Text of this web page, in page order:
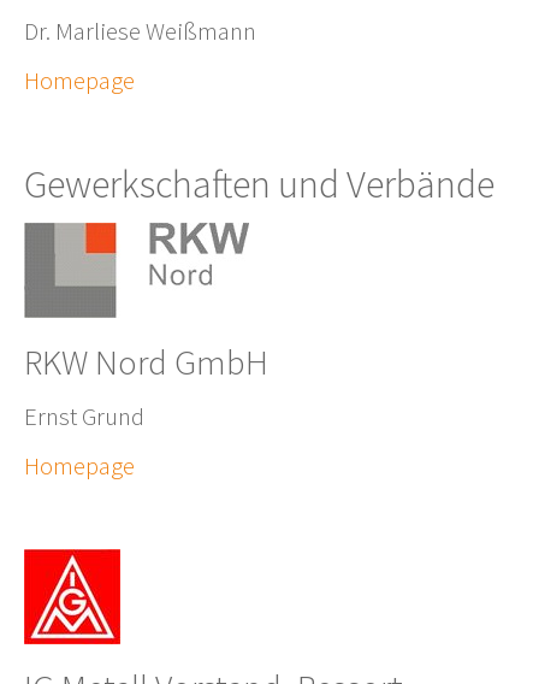
Dr. Marliese Weißmann
Homepage
Gewerkschaften und Verbände
RKW Nord GmbH
Ernst Grund
Homepage